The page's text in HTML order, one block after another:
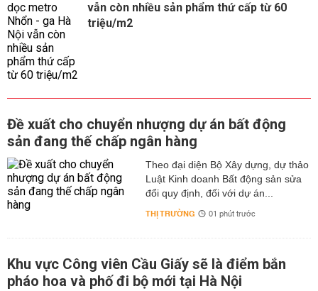
vẫn còn nhiều sản phẩm thứ cấp từ 60
triệu/m2
Đề xuất cho chuyển nhượng dự án bất động
sản đang thế chấp ngân hàng
Theo đại diện Bộ Xây dựng, dự thảo
Luật Kinh doanh Bất động sản sửa
đổi quy định, đối với dự án...
THỊ TRƯỜNG 01 phút trước
Khu vực Công viên Cầu Giấy sẽ là điểm bắn
pháo hoa và phố đi bộ mới tại Hà Nội